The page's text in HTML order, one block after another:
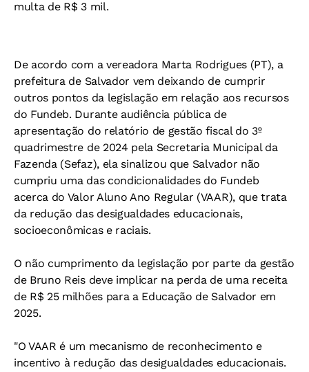
multa de R$ 3 mil.
De acordo com a vereadora Marta Rodrigues (PT), a
prefeitura de Salvador vem deixando de cumprir
outros pontos da legislação em relação aos recursos
do Fundeb. Durante audiência pública de
apresentação do relatório de gestão fiscal do 3º
quadrimestre de 2024 pela Secretaria Municipal da
Fazenda (Sefaz), ela sinalizou que Salvador não
cumpriu uma das condicionalidades do Fundeb
acerca do Valor Aluno Ano Regular (VAAR), que trata
da redução das desigualdades educacionais,
socioeconômicas e raciais.
O não cumprimento da legislação por parte da gestão
de Bruno Reis deve implicar na perda de uma receita
de R$ 25 milhões para a Educação de Salvador em
2025.
"O VAAR é um mecanismo de reconhecimento e
incentivo à redução das desigualdades educacionais.